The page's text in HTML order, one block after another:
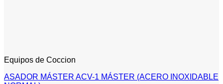
Equipos de Coccion
ASADOR MÁSTER ACV-1 MÁSTER (ACERO INOXIDABLE